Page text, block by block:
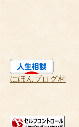
にほんブログ村